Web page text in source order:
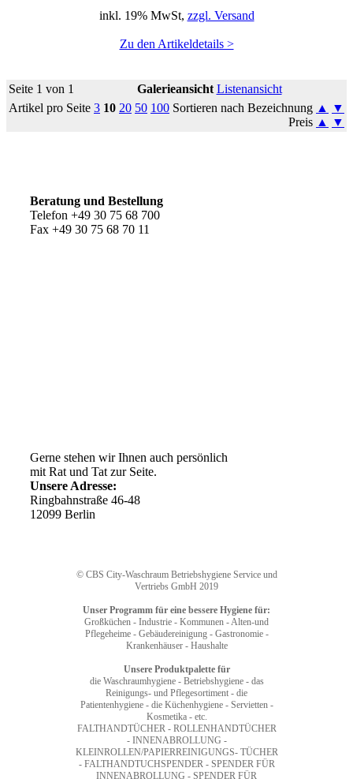
inkl. 19% MwSt, zzgl. Versand
Zu den Artikeldetails >
Seite 1 von 1 Galerieansicht Listenansicht
Artikel pro Seite 3 10 20 50 100 Sortieren nach Bezeichnung ▲
▼
Preis ▲ ▼
Beratung und Bestellung
Telefon +49 30 75 68 700
Fax +49 30 75 68 70 11
Gerne stehen wir Ihnen auch persönlich
mit Rat und Tat zur Seite.
Unsere Adresse:
Ringbahnstraße 46-48
12099 Berlin
© CBS City-Waschraum Betriebshygiene Service und
Vertriebs GmbH 2019
Unser Programm für eine bessere Hygiene für:
Großküchen - Industrie - Kommunen - Alten-und
Pflegeheime - Gebäudereinigung - Gastronomie -
Krankenhäuser - Haushalte
Unsere Produktpalette für
die Waschraumhygiene - Betriebshygiene - das
Reinigungs- und Pflegesortiment - die
Patientenhygiene - die Küchenhygiene - Servietten -
Kosmetika - etc.
FALTHANDTÜCHER - ROLLENHANDTÜCHER
- INNENABROLLUNG -
KLEINROLLEN/PAPIERREINIGUNGS- TÜCHER
- FALTHANDTUCHSPENDER - SPENDER FÜR
INNENABROLLUNG - SPENDER FÜR